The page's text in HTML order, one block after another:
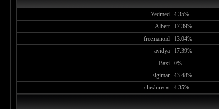
Vedmed
4.35%
Albert
17.39%
freemanoid
13.04%
avidya
17.39%
Baxi
0%
sigimar
43.48%
cheshirecat
4.35%